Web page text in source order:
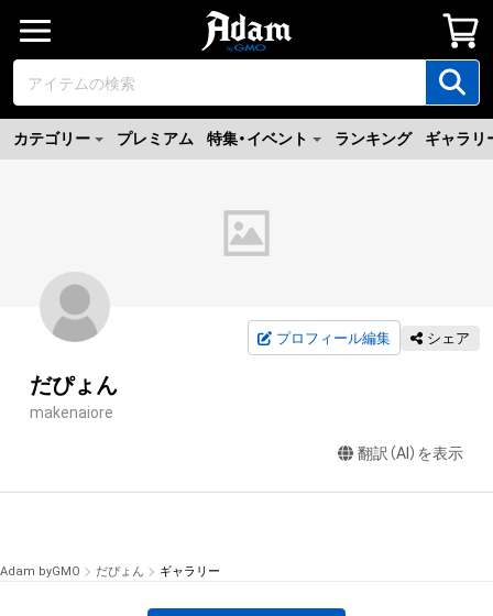
カテゴリー プレミアム 特集・イベント ランキング ギャラリ
プロフィール編集 シェア
だぴょん
makenaiore
翻訳（AI）を表示
Adam byGMO だぴょん ギャラリー